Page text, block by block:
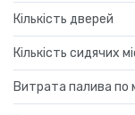
Кількість дверей
Кількість сидячих
Витрата палива по